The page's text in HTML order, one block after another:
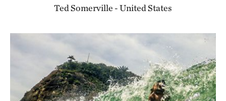
Ted Somerville - United States